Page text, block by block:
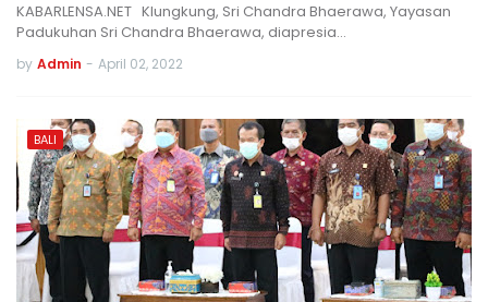
KABARLENSA.NET Klungkung, Sri Chandra Bhaerawa, Yayasan
Padukuhan Sri Chandra Bhaerawa, diapresia…
by Admin - April 02, 2022
BALI